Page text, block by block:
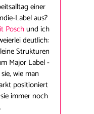
einer
Label aus?
Poschund ich
deutlich:
Strukturen
Major Label -
wie man
positioniert
immer noch